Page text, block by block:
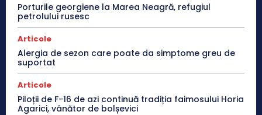
Porturile georgiene la Marea Neagră, refugiul
petrolului rusesc
Articole
Alergia de sezon care poate da simptome greu de
suportat
Articole
Piloții de F-16 de azi continuă tradiția faimosului Horia
Agarici, vânător de bolșevici